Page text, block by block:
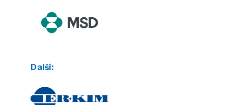
Další: